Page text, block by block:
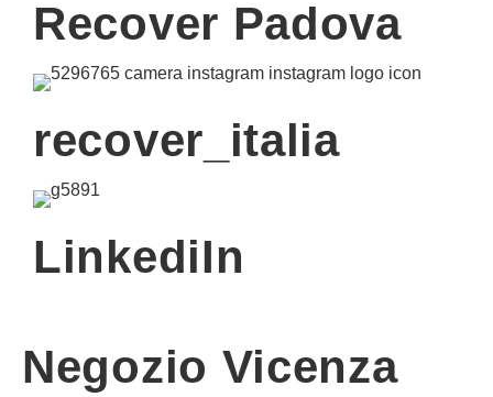
Recover Padova
recover_italia
LinkediIn
Negozio Vicenza